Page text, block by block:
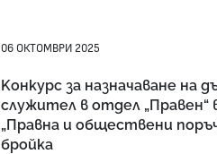
06 ОКТОМВРИ 2025
Kонкурс за назначаване на
служител в отдел „Правен“
„Правна и обществени
бройкa